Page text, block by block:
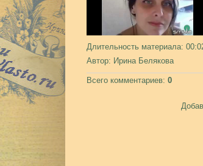
Длительность материала:
Автор: Ирина Белякова
Всего комментариев: 0